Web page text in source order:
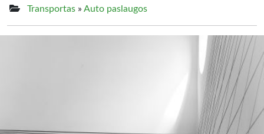
Transportas » Auto paslaugos